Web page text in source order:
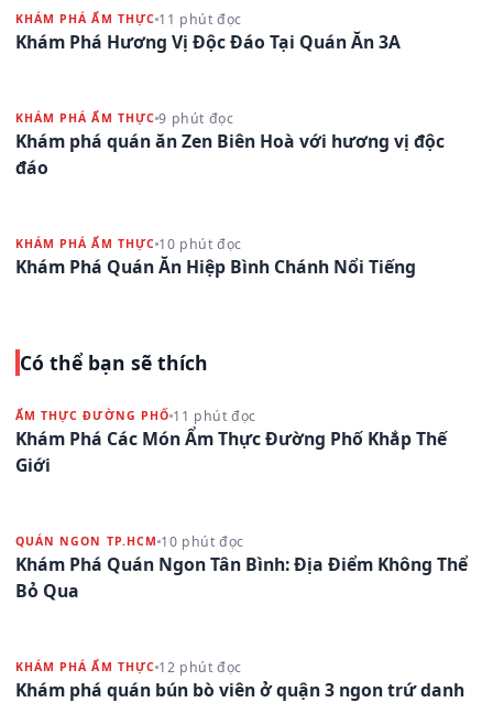
KHÁM PHÁ ẨM THỰC 11 phút đọc
Khám Phá Hương Vị Độc Đáo Tại Quán Ăn 3A
KHÁM PHÁ ẨM THỰC 9 phút đọc
Khám phá quán ăn Zen Biên Hoà với hương vị độc
đáo
KHÁM PHÁ ẨM THỰC 10 phút đọc
Khám Phá Quán Ăn Hiệp Bình Chánh Nổi Tiếng
Có thể bạn sẽ thích
ẨM THỰC ĐƯỜNG PHỐ 11 phút đọc
Khám Phá Các Món Ẩm Thực Đường Phố Khắp Thế
Giới
QUÁN NGON TP.HCM 10 phút đọc
Khám Phá Quán Ngon Tân Bình: Địa Điểm Không Thể
Bỏ Qua
KHÁM PHÁ ẨM THỰC 12 phút đọc
Khám phá quán bún bò viên ở quận 3 ngon trứ danh